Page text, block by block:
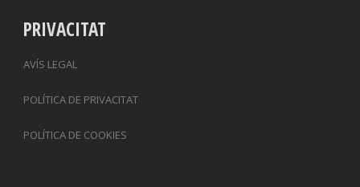
PRIVACITAT
AVÍS LEGAL
POLÍTICA DE PRIVACITAT
POLÍTICA DE COOKIES